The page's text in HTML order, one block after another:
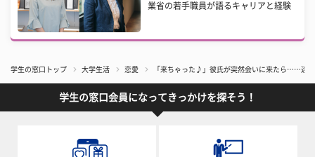
業省の若手職員が語るキャリアと経験
学生の窓口トップ 大学生活 恋愛 「来ちゃった♪」彼氏が突然会いに来たら……迷
学生の窓口会員になってきっかけを探そう！